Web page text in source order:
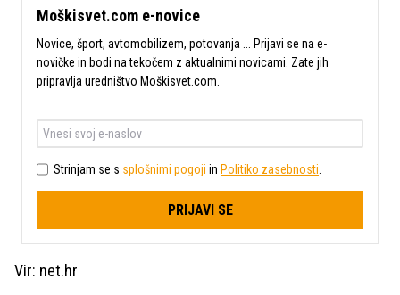
Moškisvet.com e-novice
Novice, šport, avtomobilizem, potovanja ... Prijavi se na e-
novičke in bodi na tekočem z aktualnimi novicami. Zate jih
pripravlja uredništvo Moškisvet.com.
Strinjam se s splošnimi pogoji in Politiko zasebnosti
PRIJAVI SE
Vir: net.hr